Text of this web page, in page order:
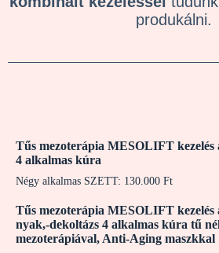
produkálni.
Tűs mezoterápia MESOLIFT kezelés
4 alkalmas kúra
Négy alkalmas SZETT: 130.000 Ft
Tűs mezoterápia MESOLIFT kezelés
nyak,-dekoltázs 4 alkalmas kúra tű
mezoterápiával, Anti-Aging maszkkal